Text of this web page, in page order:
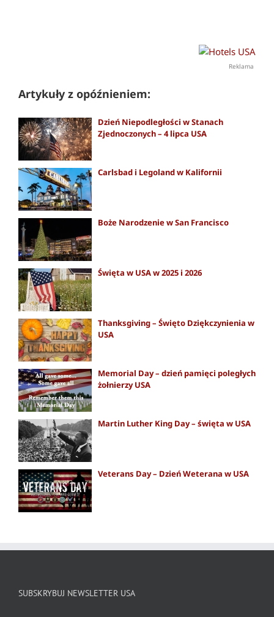
Reklama
Artykuły z opóźnieniem:
Dzień Niepodległości w Stanach
Zjednoczonych – 4 lipca USA
Carlsbad i Legoland w Kalifornii
Boże Narodzenie w San Francisco
Święta w USA w 2025 i 2026
Thanksgiving – Święto Dziękczynienia w
USA
Memorial Day – dzień pamięci poległych
żołnierzy USA
Martin Luther King Day – święta w USA
Veterans Day – Dzień Weterana w USA
SUBSKRYBUJ NEWSLETTER USA